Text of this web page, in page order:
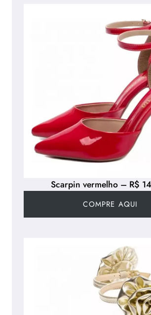
Scarpin vermelho – R$
COMPRE AQUI